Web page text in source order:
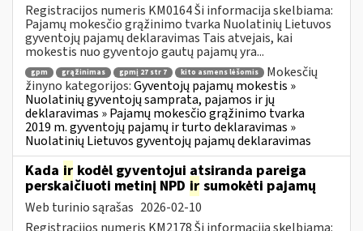
Registracijos numeris KM0164 Ši informacija skelbiama:
Pajamų mokesčio grąžinimo tvarka Nuolatinių Lietuvos
gyventojų pajamų deklaravimas Tais atvejais, kai
mokestis nuo gyventojo gautų pajamų yra...
gpm grąžinimas gpmį 27 str 7 kito asmens lėšomis
Mokesčių
žinyno kategorijos:Gyventojų pajamų mokestis »
Nuolatinių gyventojų samprata, pajamos ir jų
deklaravimas » Pajamų mokesčio grąžinimo tvarka
2019 m. gyventojų pajamų ir turto deklaravimas »
Nuolatinių Lietuvos gyventojų pajamų deklaravimas
Kada ir kodėl gyventojui atsiranda pareiga
perskaičiuoti metinį NPD ir sumokėti pajamų
Web turinio sąrašas 2026-02-10
Registracijos numeris KM2178 Ši informacija skelbiama: